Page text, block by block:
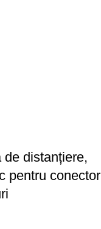
de distanțiere,
pentru conector